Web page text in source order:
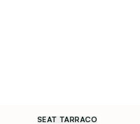
SEAT TARRACO